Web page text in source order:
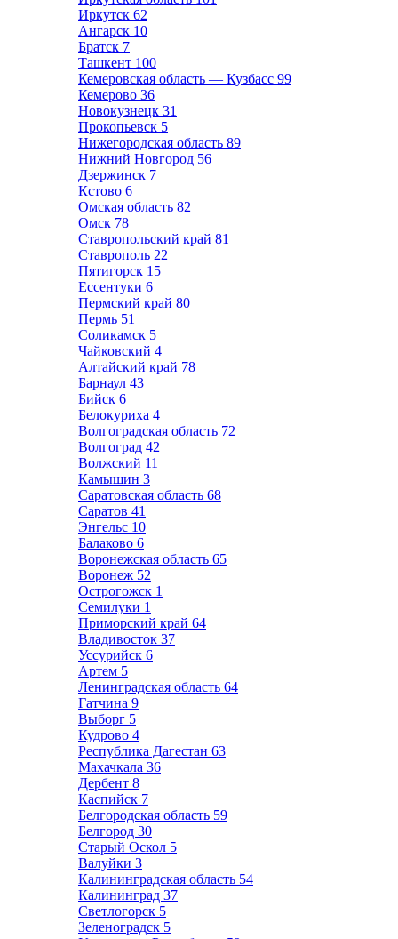
Иркутск 62
Ангарск 10
Братск 7
Ташкент 100
Кемеровская область — Кузбасс 99
Кемерово 36
Новокузнецк 31
Прокопьевск 5
Нижегородская область 89
Нижний Новгород 56
Дзержинск 7
Кстово 6
Омская область 82
Омск 78
Ставропольский край 81
Ставрополь 22
Пятигорск 15
Ессентуки 6
Пермский край 80
Пермь 51
Соликамск 5
Чайковский 4
Алтайский край 78
Барнаул 43
Бийск 6
Белокуриха 4
Волгоградская область 72
Волгоград 42
Волжский 11
Камышин 3
Саратовская область 68
Саратов 41
Энгельс 10
Балаково 6
Воронежская область 65
Воронеж 52
Острогожск 1
Семилуки 1
Приморский край 64
Владивосток 37
Уссурийск 6
Артем 5
Ленинградская область 64
Гатчина 9
Выборг 5
Кудрово 4
Республика Дагестан 63
Махачкала 36
Дербент 8
Каспийск 7
Белгородская область 59
Белгород 30
Старый Оскол 5
Валуйки 3
Калининградская область 54
Калининград 37
Светлогорск 5
Зеленоградск 5